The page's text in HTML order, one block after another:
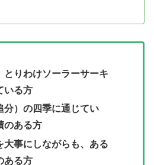
とりわけソーラーサーキ
いる方
分）の四季に通じてい
のある方
大事にしながらも、ある
ある方